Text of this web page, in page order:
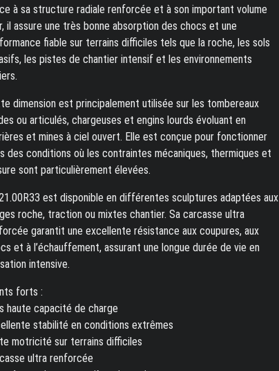
à sa structure radiale renforcée et à son important volume
il assure une très bonne absorption des chocs et une
fiable sur terrains difficiles tels que la roche, les sols
les pistes de chantier intensif et les environnements
dimension est principalement utilisée sur les tombereaux
ou articulés, chargeuses et engins lourds évoluant en
et mines à ciel ouvert. Elle est conçue pour fonctionner
des conditions où les contraintes mécaniques, thermiques et
sont particulièrement élevées.
est disponible en différentes sculptures adaptées aux
roche, traction ou mixtes chantier. Sa carcasse ultra
garantit une excellente résistance aux coupures, aux
et à l’échauffement, assurant une longue durée de vie en
intensive.
forts :
haute capacité de charge
stabilité en conditions extrêmes
motricité sur terrains difficiles
ultra renforcée